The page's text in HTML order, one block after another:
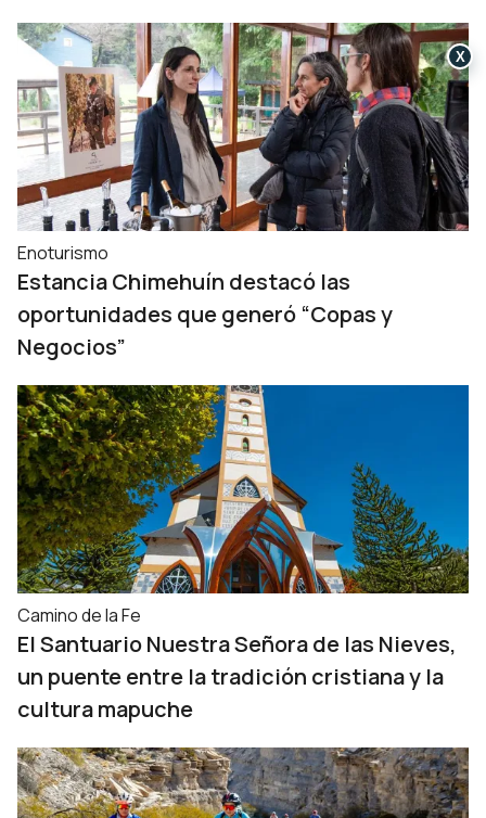
Enoturismo
Estancia Chimehuín destacó las
oportunidades que generó “Copas y
Negocios”
Camino de la Fe
El Santuario Nuestra Señora de las Nieves,
un puente entre la tradición cristiana y la
cultura mapuche
X